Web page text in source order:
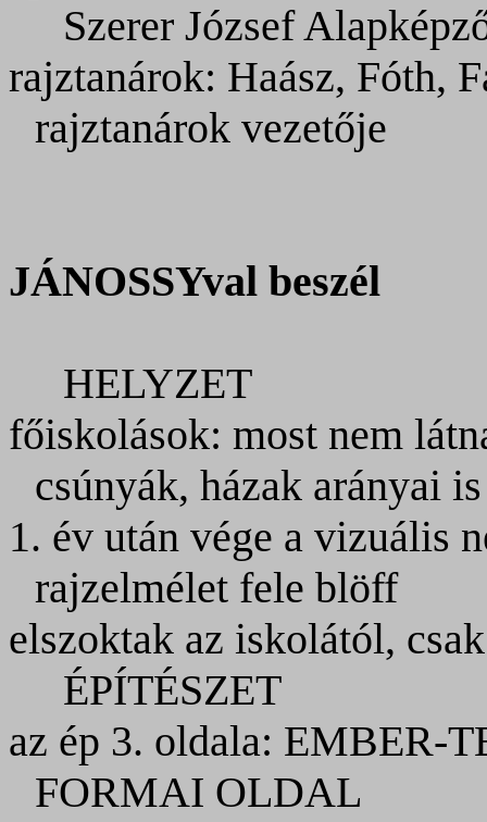
Szerer József
rajztanárok: Haász, Fóth,
rajztanárok vezetője
JÁNOSSYval beszél
HELYZET
főiskolások: most nem
csúnyák, házak arányai is
1. év után vége a vizuális
rajzelmélet fele blöff
elszoktak az iskolától,
ÉPÍTÉSZET
az ép 3. oldala: EMBER-
FORMAI OLDAL